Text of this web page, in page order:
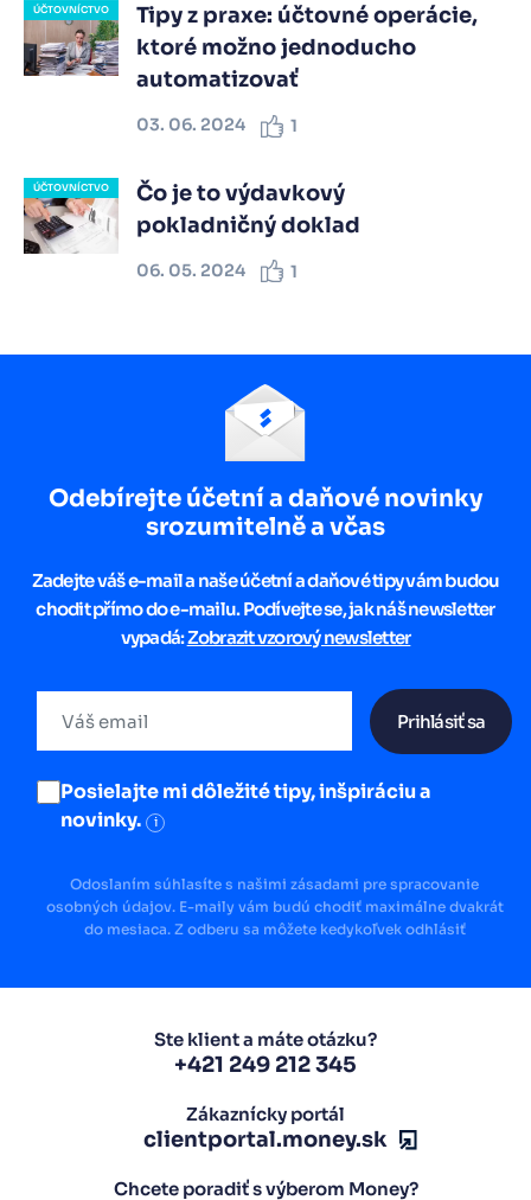
ÚČTOVNÍCTVO
Tipy z praxe: účtovné operácie,
ktoré možno jednoducho
automatizovať
03. 06. 2024 1
ÚČTOVNÍCTVO
Čo je to výdavkový
pokladničný doklad
06. 05. 2024 1
Odebírejte účetní a daňové novinky
srozumitelně a včas
Zadejte váš e-mail a naše účetní a daňové tipy vám budou
chodit přímo do e-mailu. Podívejte se, jak náš newsletter
vypadá:Zobrazit vzorový newsletter
Prihlásiť sa
Posielajte mi dôležité tipy, inšpiráciu a
novinky.
i
Odoslaním súhlasíte s našimi zásadami pre spracovanie
osobných údajov. E-maily vám budú chodiť maximálne dvakrát
do mesiaca. Z odberu sa môžete kedykoľvek odhlásiť
Ste klient a máte otázku?
+421 249 212 345
Zákaznícky portál
clientportal.money.sk
Chcete poradiť s výberom Money?